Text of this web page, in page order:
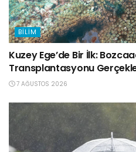
BILIM
Kuzey Ege’de Bir İlk:
Transplantasyonu
7 AĞUSTOS 2026